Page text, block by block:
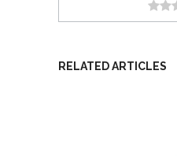
RELATED ARTICLES